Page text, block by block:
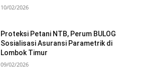
10/02/2026
Proteksi Petani NTB, Perum BULOG
Sosialisasi Asuransi Parametrik di
Lombok Timur
09/02/2026